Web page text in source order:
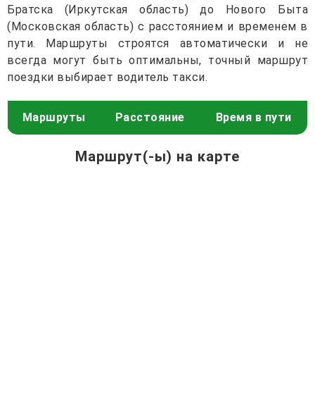
Братска (Иркутская область) до Нового Быта
(Московская область) с расстоянием и временем в
пути. Маршруты строятся автоматически и не
всегда могут быть оптимальны, точный маршрут
поездки выбирает водитель такси.
Маршруты Расстояние Время в пути
Маршрут(-ы) на карте